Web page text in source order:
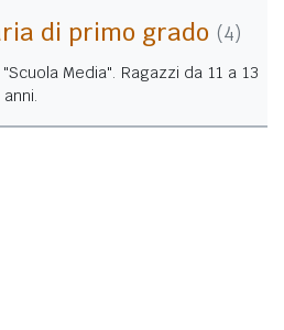
di primo grado (4)
Media". Ragazzi da 11 a 13